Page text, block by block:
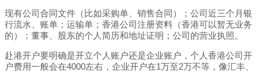
现有公司合同文件（比如采购单、销售合同）；公司近三个月银
行流水、账单；运输单；香港公司注册资料（香港可以暂无业务
的）；董事、股东的个人简历和地址证明；公司的营业执照。
赴港开户要明确是开立个人账户还是企业账户，个人香港公司开
户费用一般会在4000左右，企业开户在1万至2万不等，像汇丰、